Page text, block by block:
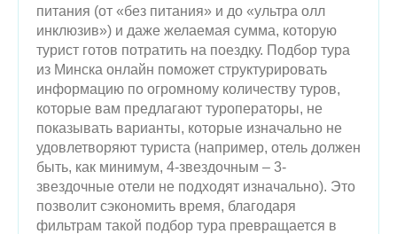
отеля, количество туристов в туре, система
питания (от «без питания» и до «ультра олл
инклюзив») и даже желаемая сумма, которую
турист готов потратить на поездку. Подбор тура
из Минска онлайн поможет структурировать
информацию по огромному количеству туров,
которые вам предлагают туроператоры, не
показывать варианты, которые изначально не
удовлетворяют туриста (например, отель должен
быть, как минимум, 4-звездочным – 3-
звездочные отели не подходят изначально). Это
позволит сэкономить время, благодаря